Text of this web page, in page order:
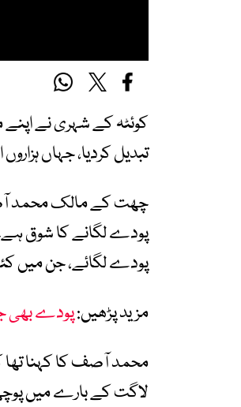
کوئٹہ کے شہری نے
تبدیل کردیا، جہاں
پودے لگانے کا شوق
پودے لگائے، جن میں
مزید پڑھیں:پودے بھی
محمد آصف کا کہنا تھا
لاگت کے بارے میں